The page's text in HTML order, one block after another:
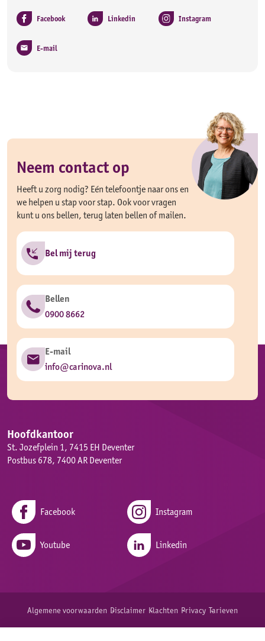
Facebook Linkedin Instagram
E-mail
Neem contact op
Heeft u zorg nodig? Eén telefoontje naar ons en
we helpen u stap voor stap. Ook voor vragen
kunt u ons bellen, terug laten bellen of mailen.
Bel mij terug
Bellen
0900 8662
E-mail
info@carinova.nl
Hoofdkantoor
St. Jozefplein 1, 7415 EH Deventer
Postbus 678, 7400 AR Deventer
Facebook Instagram
Youtube Linkedin
Algemene voorwaarden Disclaimer Klachten Privacy Tarieven